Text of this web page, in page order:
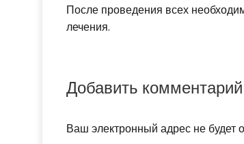
После проведения всех
лечения.
Добавить комментарий
Ваш электронный адрес не будет